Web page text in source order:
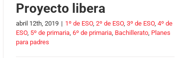
Proyecto libera
abril 12th, 2019 | 1º de ESO, 2º de ESO, 3º de ESO, 4º de
ESO, 5º de primaria 6º de primaria Bachillerato Planes
para padres